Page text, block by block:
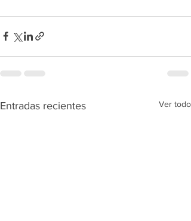
Entradas recientes Ver todo